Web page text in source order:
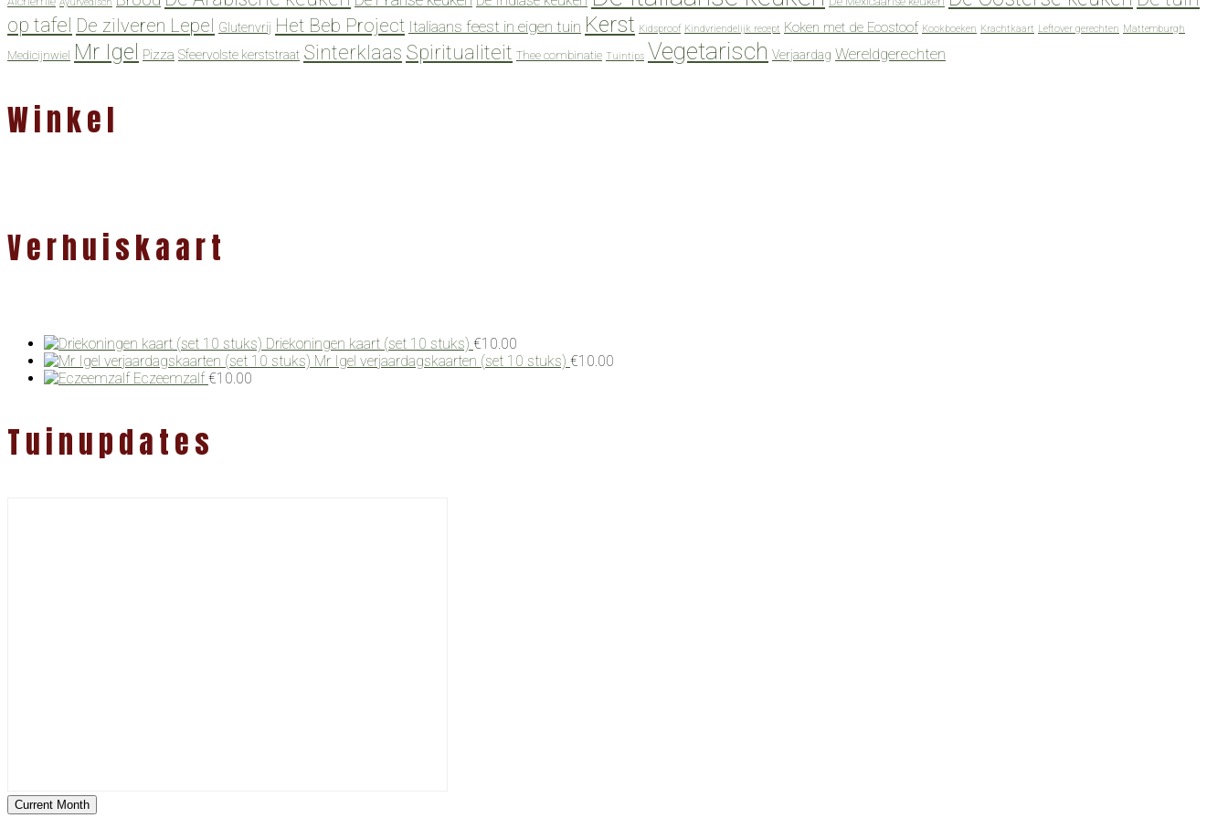
op tafel De zilveren Lepel Glutenvrij Het Beb Project Italiaans feest in eigen tuin Kerst Kidsproof Kindvriendelijk recept Koken met de Ecostoof Kookboeken Krachtkaart Leftover gerechten Mattemburgh
Medicijnwiel Mr Igel Pizza Sfeervolste kerststraat Sinterklaas Spiritualiteit Thee combinatie Tuintips Vegetarisch Verjaardag Wereldgerechten
Winkel
Verhuiskaart
Driekoningen kaart (set 10 stuks) €10.00
Mr Igel verjaardagskaarten (set 10 stuks) €10.00
Eczeemzalf €10.00
Tuinupdates
Current Month